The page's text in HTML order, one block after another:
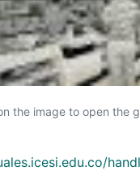
the image to open the